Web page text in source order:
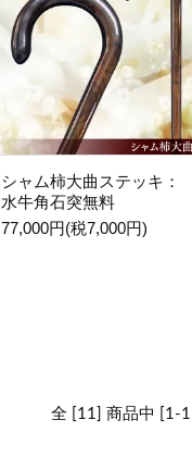
シャム柿大曲ステッキ：
水牛角石突無料
77,000円(税7,000円)
全 [11] 商品中 [1-